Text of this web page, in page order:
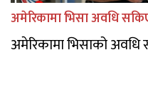
अमेरिकामा भिसा अवधि
अमेरिकामा भिसाको अवधि